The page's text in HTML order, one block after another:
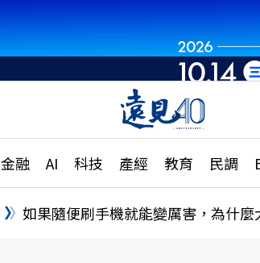
金融 AI 科技 產經 教育 民調
國際
特輯
大學升學、職涯攻略
縣市施政調查全解
如果隨便刷手機就能變厲害，為什麼